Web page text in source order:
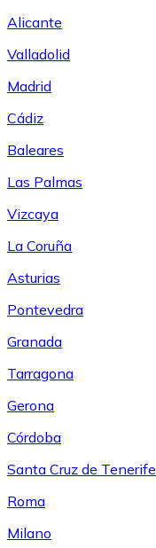
Alicante
Valladolid
Madrid
Cádiz
Baleares
Las Palmas
Vizcaya
La Coruña
Asturias
Pontevedra
Granada
Tarragona
Gerona
Córdoba
Santa Cruz de Tenerife
Roma
Milano